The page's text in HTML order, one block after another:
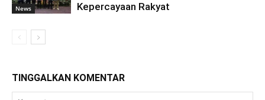
News
Kepercayaan Rakyat
TINGGALKAN KOMENTAR